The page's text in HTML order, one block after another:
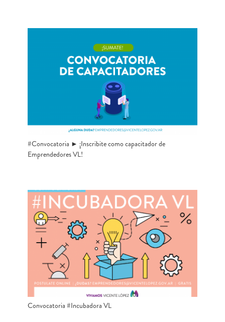
#Convocatoria ► ¡Inscribite como capacitador de
Emprendedores VL!
Convocatoria #Incubadora VL